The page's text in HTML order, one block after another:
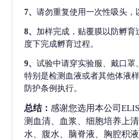
7、 请勿重复使用一次性吸头，
8、 加样完成，贴覆膜以防孵
度下完成孵育过程。
9、 试验中请穿实验服、戴口罩
特别是检测血液或者其他体液
防护条例执行。
总结： 感谢您选用本公司
测血清、血浆、细胞培养上
水、腹水、脑脊液、胸腔积